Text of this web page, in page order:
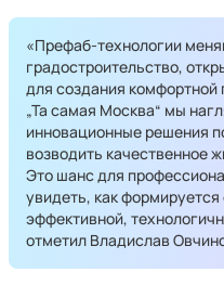
«Префаб-технологии
градостроительство,
для создания
„Та самая Москва“ мы
инновационные решения
возводить качественное
Это шанс для
увидеть, как
эффективной,
отметил Владислав